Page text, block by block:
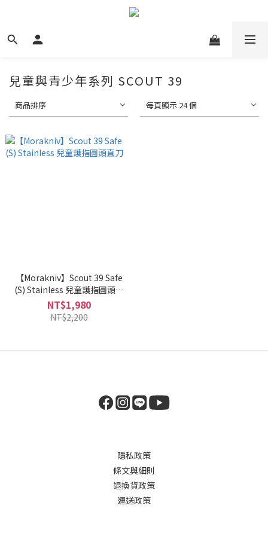
兒童與青少年系列 SCOUT 39
商品排序 每頁顯示 24 個
【Morakniv】Scout 39 Safe
(S) Stainless 兒童護指圓頭直
刀
NT$1,980
NT$2,200
隱私政策
條文與細則
退換貨政策
運送政策